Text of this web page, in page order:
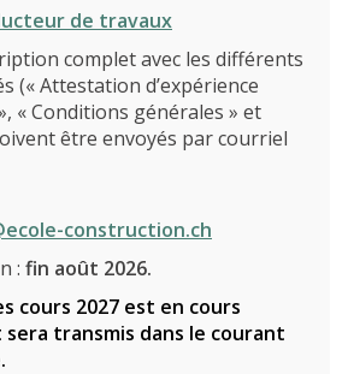
de travaux
complet avec les différents
(« Attestation d’expérience
« Conditions générales » et
être envoyés par courriel
construction.ch
: fin août 2026.
cours 2027 est en cours
sera transmis dans le courant